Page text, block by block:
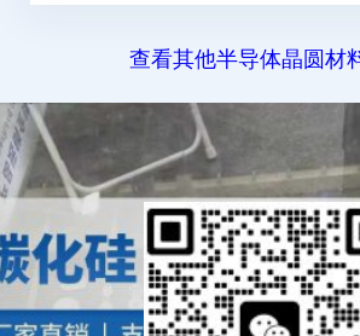
查看其他半导体晶圆材